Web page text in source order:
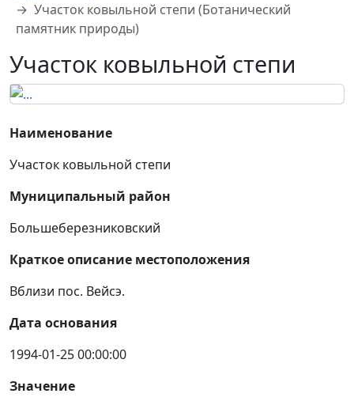
Участок ковыльной степи (Ботанический
памятник природы)
Участок ковыльной степи
Наименование
Участок ковыльной степи
Муниципальный район
Большеберезниковский
Краткое описание местоположения
Вблизи пос. Вейсэ.
Дата основания
1994-01-25 00:00:00
Значение